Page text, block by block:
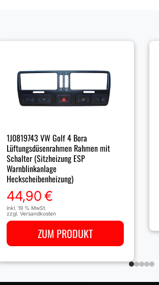
1J0819743 VW Golf 4 Bora
Lüftungsdüsenrahmen Rahmen mit
Schalter (Sitzheizung ESP
Warnblinkanlage
Heckscheibenheizung)
44,90€
inkl. 19 % MwSt.
zzgl. Versandkosten
ZUM PRODUKT